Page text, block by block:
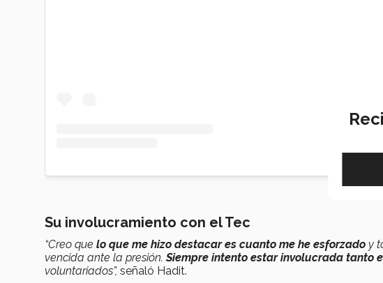
Su involucramiento con el Tec
“Creo que lo que me hizo destacar es cuanto me he esforzado y
vencida ante la presión.Siempre intento estar involucrada tanto
voluntariados”, señaló Hadit.